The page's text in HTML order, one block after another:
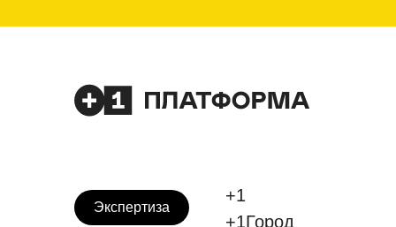
Экспертиза
+1
+1Город